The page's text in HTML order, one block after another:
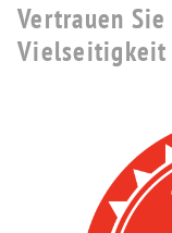
Vertrauen
Vielseitigkeit